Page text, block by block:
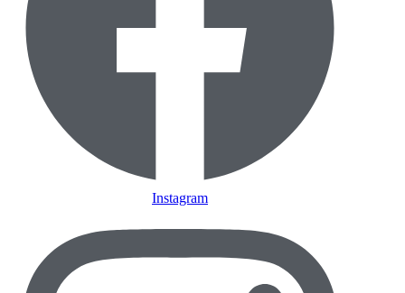
Instagram